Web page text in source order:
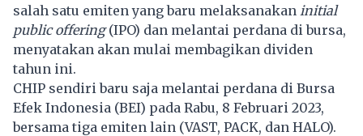
salah satu emiten yang baru melaksanakan initial
public offering(IPO) dan melantai perdana di bursa,
menyatakan akan mulai membagikan dividen
tahun ini.
CHIP sendiri baru saja melantai perdana di Bursa
Efek Indonesia (BEI) pada Rabu, 8 Februari 2023,
bersama tiga emiten lain (VAST, PACK, dan HALO).